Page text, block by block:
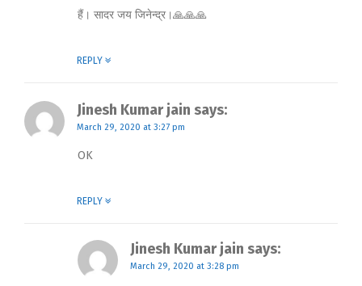
हैं। सादर जय जिनेन्द्र।🙏🙏🙏
REPLY
Jinesh Kumar jain says:
March 29, 2020 at 3:27 pm
OK
REPLY
Jinesh Kumar jain says:
March 29, 2020 at 3:28 pm